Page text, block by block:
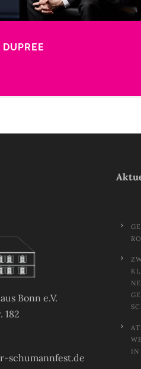
DUPREE
Bonn e.V.
182
schumannfest.de
N